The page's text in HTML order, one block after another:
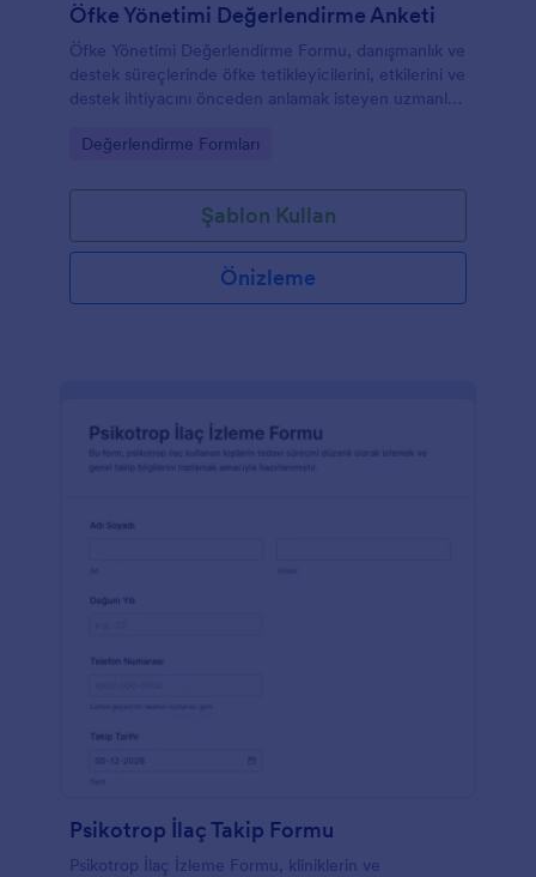
Öfke Yönetimi Değerlendirme Anketi
Öfke Yönetimi Değerlendirme Formu, danışmanlık ve
destek süreçlerinde öfke tetikleyicilerini, etkilerini ve
destek ihtiyacını önceden anlamak isteyen uzmanlar
Go to Category:
Değerlendirme Formları
Şablon Kullan
Önizleme
Psikotrop İlaç Takip Formu
Psikotrop İlaç İzleme Formu, kliniklerin ve